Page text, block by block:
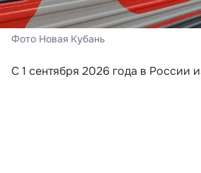
Фото Новая Кубань
С 1 сентября 2026 года в России